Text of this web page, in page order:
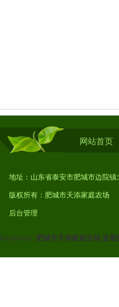
网站首页
地址：山东省泰安市肥城市边
版权所有：肥城市天添家庭农
后台管理
Keywords: 肥城市天添家庭农场 蓝莓